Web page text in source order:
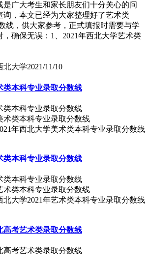
是广大考生和家长朋友们十分关心的问
询，本文已经为大家整理好了艺术类
线，供大家参考，正式填报时需要与学
确保无误：1、2021年西北大学艺术类
北大学2021/11/10
类本科专业录取分数线
类本科专业录取分数线
年西北大学美术类本科专业录取分数线
类本科专业录取分数线
类本科专业录取分数线
北大学2021年艺术类本科专业录取分数线
高考艺术类录取分数线
高考艺术类录取分数线